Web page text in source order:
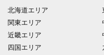
北海道エリア
関東エリア
近畿エリア
四国エリア